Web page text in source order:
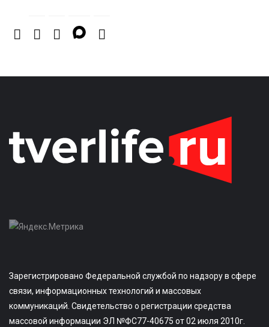
Зарегистрировано Федеральной службой по надзору в сфере
связи, информационных технологий и массовых
коммуникаций. Свидетельство о регистрации средства
массовой информации ЭЛ №ФС77-40675 от 02 июля 2010г.